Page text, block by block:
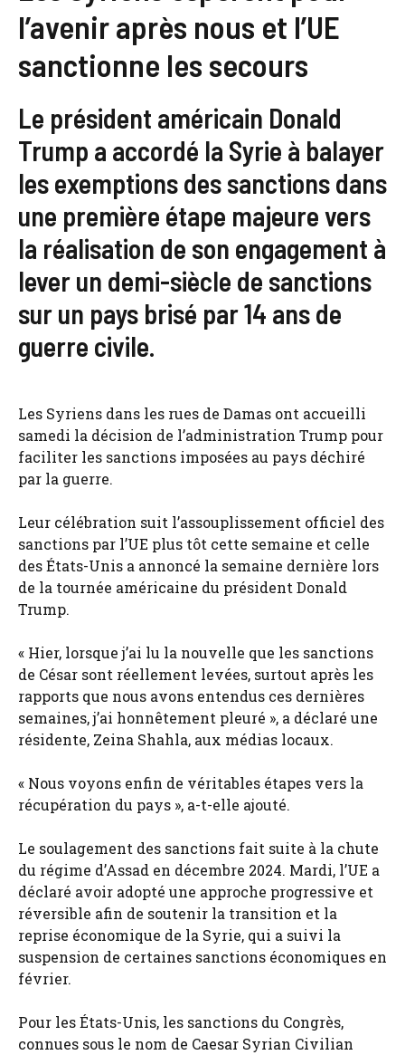
l’avenir après nous et l’UE
sanctionne les secours
Le président américain Donald
Trump a accordé la Syrie à balayer
les exemptions des sanctions dans
une première étape majeure vers
la réalisation de son engagement à
lever un demi-siècle de sanctions
sur un pays brisé par 14 ans de
guerre civile.
Les Syriens dans les rues de Damas ont accueilli
samedi la décision de l’administration Trump pour
faciliter les sanctions imposées au pays déchiré
par la guerre.
Leur célébration suit l’assouplissement officiel des
sanctions par l’UE plus tôt cette semaine et celle
des États-Unis a annoncé la semaine dernière lors
de la tournée américaine du président Donald
Trump.
« Hier, lorsque j’ai lu la nouvelle que les sanctions
de César sont réellement levées, surtout après les
rapports que nous avons entendus ces dernières
semaines, j’ai honnêtement pleuré », a déclaré une
résidente, Zeina Shahla, aux médias locaux.
« Nous voyons enfin de véritables étapes vers la
récupération du pays », a-t-elle ajouté.
Le soulagement des sanctions fait suite à la chute
du régime d’Assad en décembre 2024. Mardi, l’UE a
déclaré avoir adopté une approche progressive et
réversible afin de soutenir la transition et la
reprise économique de la Syrie, qui a suivi la
suspension de certaines sanctions économiques en
février.
Pour les États-Unis, les sanctions du Congrès,
connues sous le nom de Caesar Syrian Civilian